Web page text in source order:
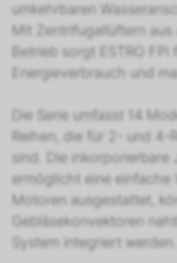
umkehrbaren
Mit Zentrifugallüftern
Betrieb sorgt ESTRO FPi
Energieverbrauch und
Die Serie umfasst 14
Reihen, die für 2- und
sind. Die inkorporierbare
ermöglicht eine einfache
Motoren ausgestattet,
Gebläsekonvektoren
System integriert werden.